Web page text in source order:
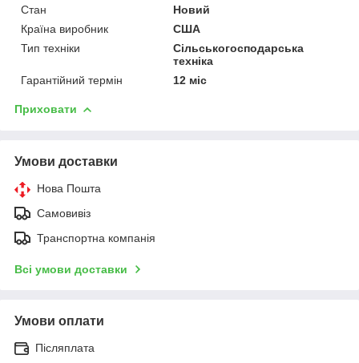
Стан
Новий
Країна виробник
США
Тип техніки
Сільськогосподарська
техніка
Гарантійний термін
12 міс
Приховати
Умови доставки
Нова Пошта
Самовивіз
Транспортна компанія
Всі умови доставки
Умови оплати
Післяплата